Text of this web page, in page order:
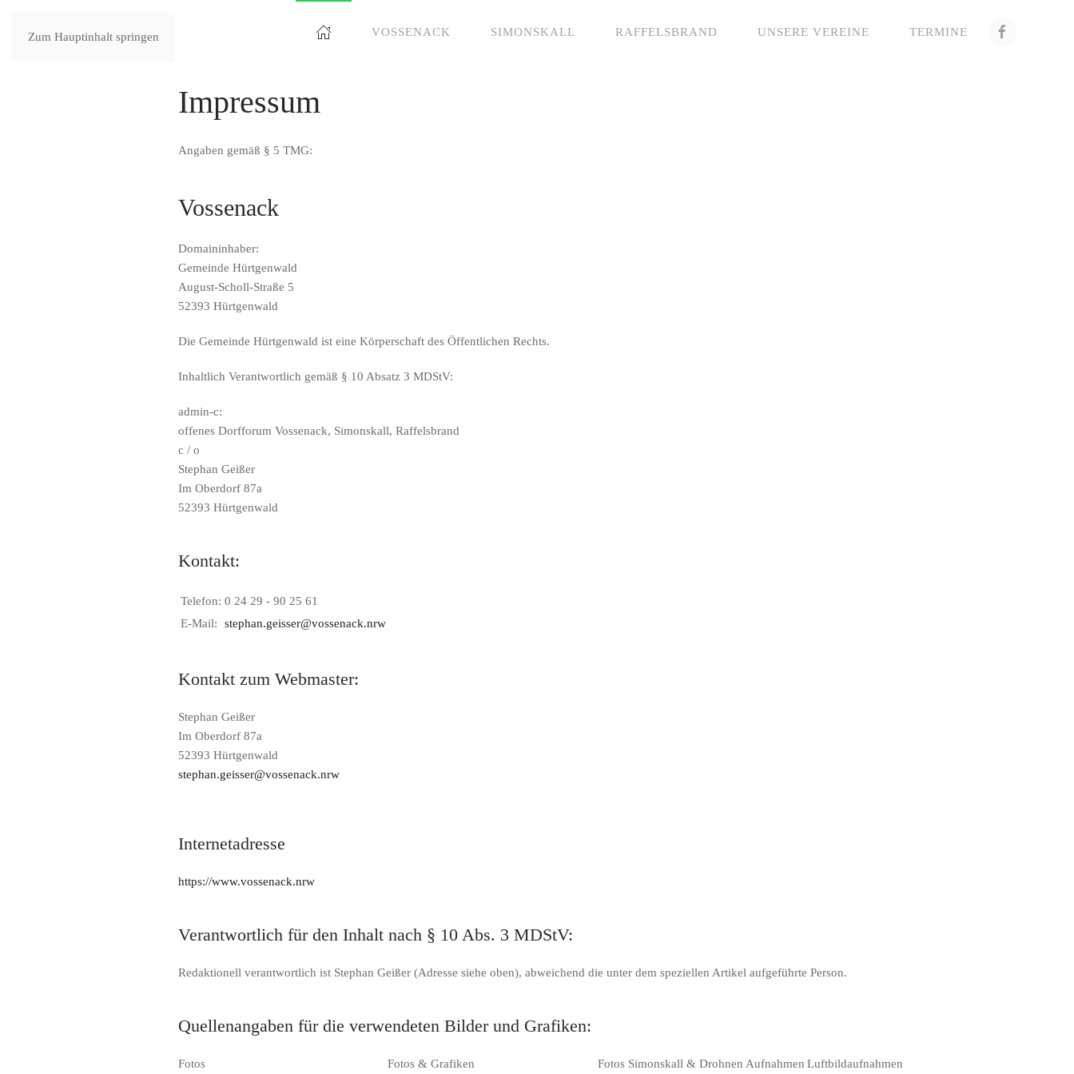
Zum Hauptinhalt springen VOSSENACK SIMONSKALL RAFFELSBRAND UNSERE VEREINE TERMINE
Impressum
Angaben gemäß § 5 TMG:
Vossenack
Domaininhaber:
Gemeinde Hürtgenwald
August-Scholl-Straße 5
52393 Hürtgenwald
Die Gemeinde Hürtgenwald ist eine Körperschaft des Öffentlichen Rechts.
Inhaltlich Verantwortlich gemäß § 10 Absatz 3 MDStV:
admin-c:
offenes Dorfforum Vossenack, Simonskall, Raffelsbrand
c / o
Stephan Geißer
Im Oberdorf 87a
52393 Hürtgenwald
Kontakt:
Telefon: 0 24 29 - 90 25 61
E-Mail:
stephan.geisser@vossenack.nrw
Kontakt zum Webmaster:
Stephan Geißer
Im Oberdorf 87a
52393 Hürtgenwald
stephan.geisser@vossenack.nrw
Internetadresse
https://www.vossenack.nrw
Verantwortlich für den Inhalt nach § 10 Abs. 3 MDStV:
Redaktionell verantwortlich ist Stephan Geißer (Adresse siehe oben), abweichend die unter dem speziellen Artikel aufgeführte Person.
Quellenangaben für die verwendeten Bilder und Grafiken:
Fotos Fotos & Grafiken Fotos Simonskall & Drohnen Aufnahmen Luftbildaufnahmen